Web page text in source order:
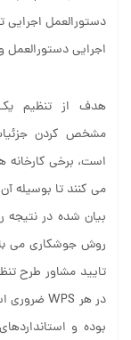
دستورالعمل اجرایی
اجرایی دستورالعمل
مشخص کردن
است، برخی کارخانه
می کنند تا بوسیله
بیان شده در
روش جوشکاری می
تایید مشاور طرح